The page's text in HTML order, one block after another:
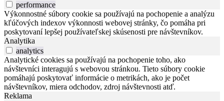
performance
Výkonnostné súbory cookie sa používajú na pochopenie a analýzu
kľúčových indexov výkonnosti webovej stránky, čo pomáha pri
poskytovaní lepšej používateľskej skúsenosti pre návštevníkov.
Analytika
analytics
Analytické cookies sa používajú na pochopenie toho, ako
návštevníci interagujú s webovou stránkou. Tieto súbory cookie
pomáhajú poskytovať informácie o metrikách, ako je počet
návštevníkov, miera odchodov, zdroj návštevnosti atď.
Reklama